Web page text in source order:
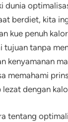
dunia
berdiet, kita
kue penuh
tujuan tanpa
kenyamanan
memahami
lezat dengan
tentang